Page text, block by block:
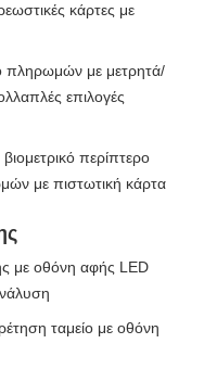
κάρτες με
πληρωμών με μετρητά/
επιλογές
περίπτερο
με πιστωτική κάρτα
με οθόνη αφής LED
ταμείο με οθόνη